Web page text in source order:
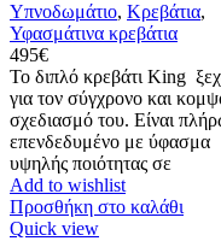
Υπνοδωμάτιο, Κρεβάτια,
Υφασμάτινα κρεβάτια
495€
Το διπλό κρεβάτι King
για τον σύγχρονο και
σχεδιασμό του. Είναι
επενδεδυμένο με ύφασμα
υψηλής ποιότητας σε
Add to wishlist
Προσθήκη στο καλάθι
Quick view